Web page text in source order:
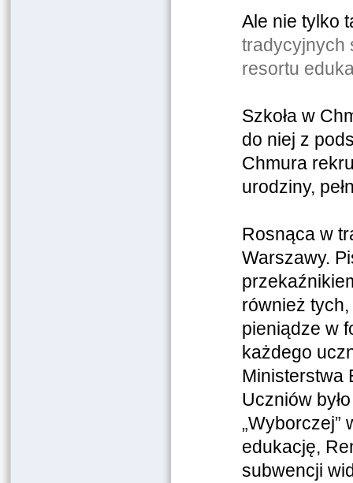
Ale nie tylko
tradycyjnych
resortu
Szkoła w
do niej z
Chmura
urodziny,
Rosnąca w
Warszawy.
również
pieniądze w
każdego
Ministerstwa
Uczniów
„Wyborczej”
edukację,
subwencji